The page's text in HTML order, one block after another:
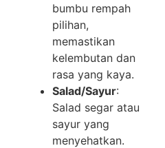
bumbu rempah
pilihan,
memastikan
kelembutan dan
rasa yang kaya.
Salad/Sayur:
Salad segar atau
sayur yang
menyehatkan.